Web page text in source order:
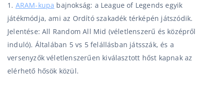
1. ARAM-kupa bajnokság: a League of Legends egyik
játékmódja, ami az Ordító szakadék térképén játszódik.
Jelentése: All Random All Mid (véletlenszerű és középről
induló). Általában 5 vs 5 felállásban játsszák, és a
versenyzők véletlenszerűen kiválasztott hőst kapnak az
elérhető hősök közül.